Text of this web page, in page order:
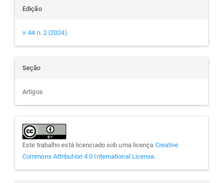
Edição
v. 44 n. 2 (2024)
Seção
Artigos
Este trabalho está licenciado sob uma licença Creative
Commons Attribution 4.0 International License.